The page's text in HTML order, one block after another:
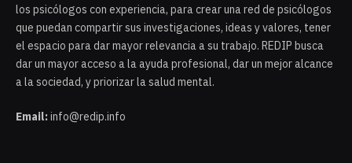
los psicólogos con experiencia, para crear una red de psicólogos
que puedan compartir sus investigaciones, ideas y valores, tener
el espacio para dar mayor relevancia a su trabajo. REDIP busca
dar un mayor acceso a la ayuda profesional, dar un mejor alcance
a la sociedad, y priorizar la salud mental.
Email:info@redip.info